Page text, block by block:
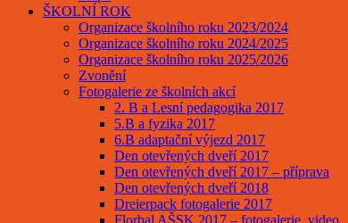
ŠKOLNÍ ROK
Organizace školního roku 2023/2024
Organizace školního roku 2024/2025
Organizace školního roku 2025/2026
Zvonění
Fotogalerie ze školních akcí
2. B a Lesní pedagogika 2017
5.B a fyzika 2017
6.B adaptační výjezd 2017
Den otevřených dveří 2017
Den otevřených dveří 2017 – příprava
Den otevřených dveří 2018
Dreierpack fotogalerie 2017
Florbal AŠSK 2017 – fotogalerie, video